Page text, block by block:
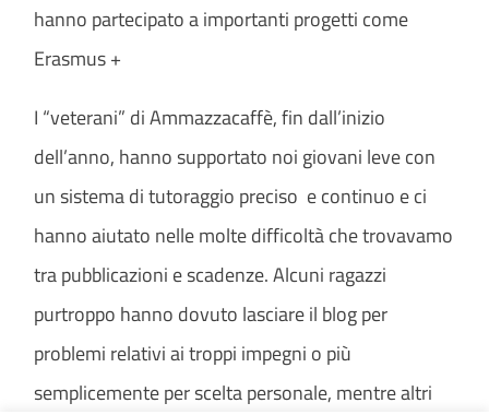
hanno partecipato a importanti progetti come
Erasmus +
I “veterani” di Ammazzacaffè, fin dall’inizio
dell’anno, hanno supportato noi giovani leve con
un sistema di tutoraggio preciso e continuo e ci
hanno aiutato nelle molte difficoltà che trovavamo
tra pubblicazioni e scadenze. Alcuni ragazzi
purtroppo hanno dovuto lasciare il blog per
problemi relativi ai troppi impegni o più
semplicemente per scelta personale, mentre altri